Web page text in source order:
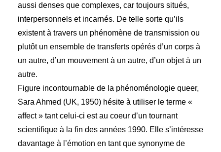
aussi denses que complexes, car toujours situés,
interpersonnels et incarnés. De telle sorte qu’ils
existent à travers un phénomène de transmission ou
plutôt un ensemble de transferts opérés d’un corps à
un autre, d’un mouvement à un autre, d’un objet à un
autre.
Figure incontournable de la phénoménologie queer,
Sara Ahmed (UK, 1950) hésite à utiliser le terme «
affect » tant celui-ci est au coeur d’un tournant
scientifique à la fin des années 1990. Elle s’intéresse
davantage à l’émotion en tant que synonyme de